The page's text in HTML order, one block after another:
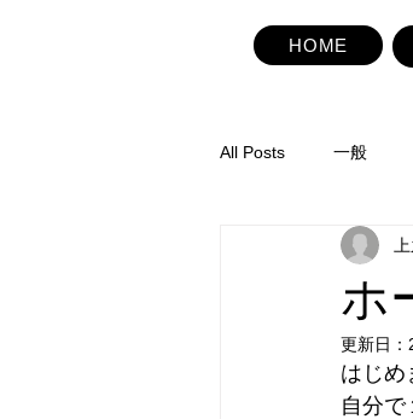
HOME
All Posts 一般
ホ
更新日：
はじめ
自分で